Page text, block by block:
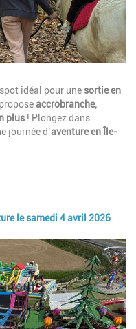
idéal pour unesortie en
proposeaccrobranche,
plus ! Plongez dans
journée d’aventure en Île-
le samedi 4 avril 2026